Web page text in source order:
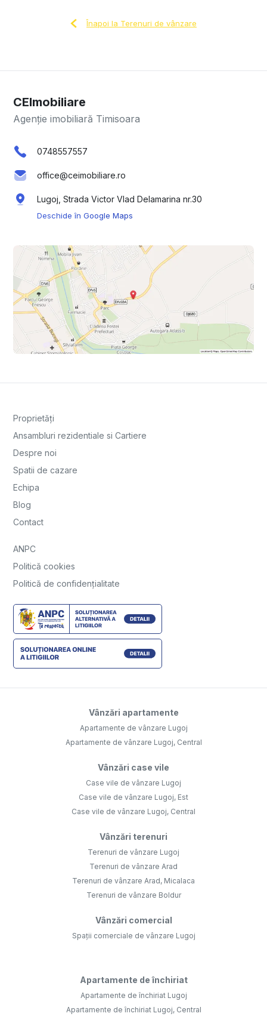
Înapoi la Terenuri de vânzare
CEImobiliare
Agenție imobiliară Timisoara
0748557557
office@ceimobiliare.ro
Lugoj, Strada Victor Vlad Delamarina nr.30
Deschide în Google Maps
Proprietăți
Ansambluri rezidentiale si Cartiere
Despre noi
Spatii de cazare
Echipa
Blog
Contact
ANPC
Politică cookies
Politică de confidențialitate
Vânzări apartamente
Apartamente de vânzare Lugoj
Apartamente de vânzare Lugoj, Central
Vânzări case vile
Case vile de vânzare Lugoj
Case vile de vânzare Lugoj, Est
Case vile de vânzare Lugoj, Central
Vânzări terenuri
Terenuri de vânzare Lugoj
Terenuri de vânzare Arad
Terenuri de vânzare Arad, Micalaca
Terenuri de vânzare Boldur
Vânzări comercial
Spații comerciale de vânzare Lugoj
Apartamente de închiriat
Apartamente de închiriat Lugoj
Apartamente de închiriat Lugoj, Central